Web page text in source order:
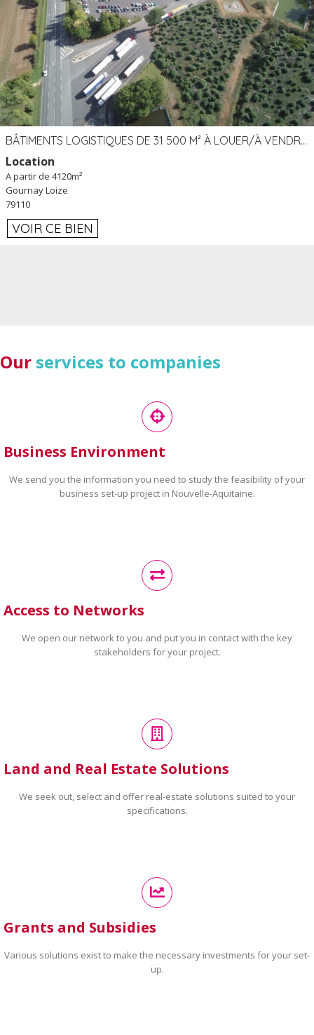
BÂTIMENTS LOGISTIQUES DE 31 500 M² À LOUER/À VENDRE SUR UN SITE DE 17 HA (79)
Location
A partir de 4120m²
Gournay Loize
79110
VOIR CE BIEN
Our services to companies
Business Environment
We send you the information you need to study the feasibility of your
business set-up project in Nouvelle-Aquitaine.
Access to Networks
We open our network to you and put you in contact with the key
stakeholders for your project.
Land and Real Estate Solutions
We seek out, select and offer real-estate solutions suited to your
specifications.
Grants and Subsidies
Various solutions exist to make the necessary investments for your set-
up.